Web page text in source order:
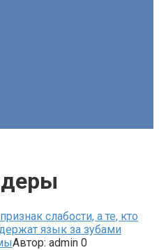
слабости, а те, кто
язык за зубами
Автор: admin 0